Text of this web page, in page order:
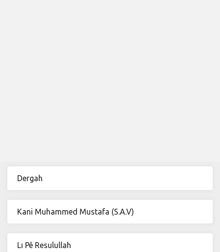
Dergah
Kani Muhammed Mustafa (S.A.V)
Lı Pê Resulullah